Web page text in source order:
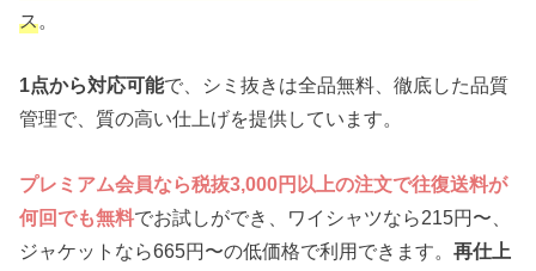
ス。
1点から対応可能で、シミ抜きは全品無料、徹底した品質
管理で、質の高い仕上げを提供しています。
プレミアム会員なら税抜3,000円以上の注文で往復送料が
何回でも無料でお試しができ、ワイシャツなら215円〜、
ジャケットなら665円〜の低価格で利用できます。再仕上